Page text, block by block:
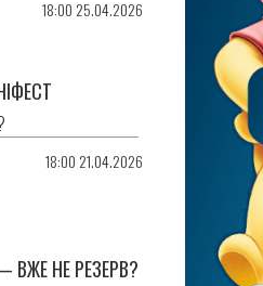
18:00 25.04.2026
18:00 21.04.2026
ВЖЕ НЕ РЕЗЕРВ?